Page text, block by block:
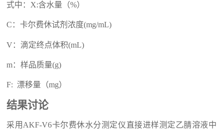
式中：X:含水量（%）
C：卡尔费休试剂浓度(mg/mL)
V：滴定终点体积(mL)
m：样品质量(g)
F: 漂移量（mg）
结果讨论
采用AKF-V6卡尔费休水分测定仪直接进样测定乙腈溶液中